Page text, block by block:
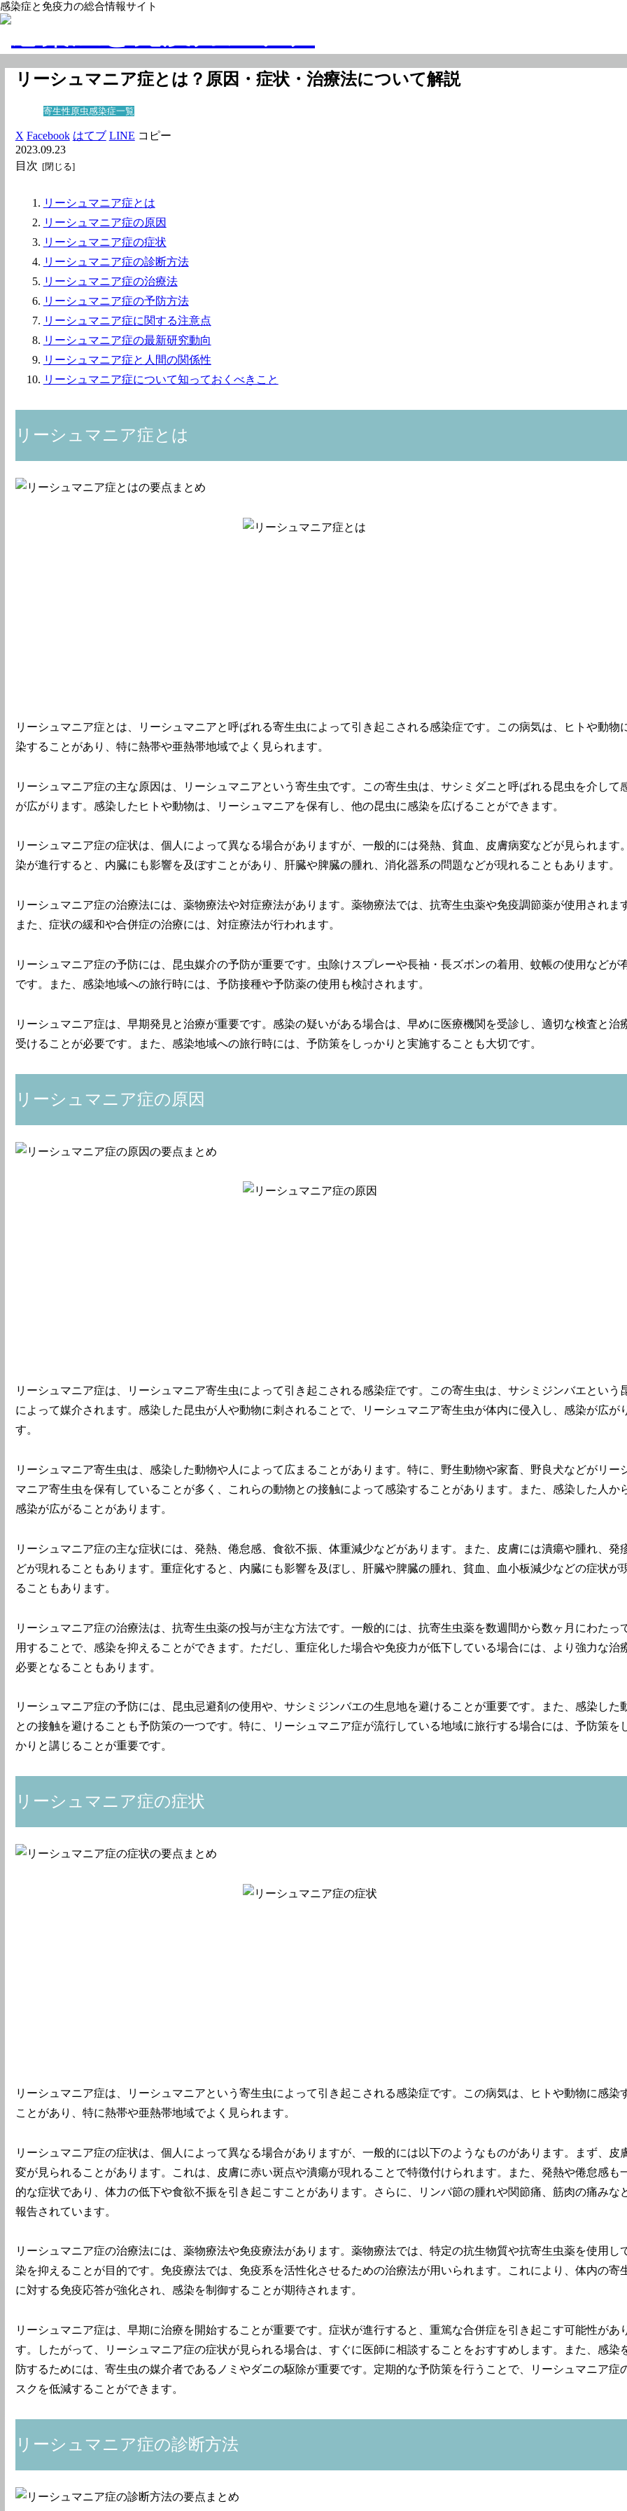
感染症と免疫力の総合情報サイト
リーシュマニア症とは？原因・症状・治療法について解説
寄生性原虫感染症一覧
X Facebook はてブ LINE コピー
2023.09.23
目次
リーシュマニア症とは
リーシュマニア症の原因
リーシュマニア症の症状
リーシュマニア症の診断方法
リーシュマニア症の治療法
リーシュマニア症の予防方法
リーシュマニア症に関する注意点
リーシュマニア症の最新研究動向
リーシュマニア症と人間の関係性
リーシュマニア症について知っておくべきこと
リーシュマニア症とは
リーシュマニア症とは、リーシュマニアと呼ばれる寄生虫によって引き起こされる感染症です。この病気は、ヒトや動物
染することがあり、特に熱帯や亜熱帯地域でよく見られます。
リーシュマニア症の主な原因は、リーシュマニアという寄生虫です。この寄生虫は、サシミダニと呼ばれる昆虫を介して
が広がります。感染したヒトや動物は、リーシュマニアを保有し、他の昆虫に感染を広げることができます。
リーシュマニア症の症状は、個人によって異なる場合がありますが、一般的には発熱、貧血、皮膚病変などが見られます
染が進行すると、内臓にも影響を及ぼすことがあり、肝臓や脾臓の腫れ、消化器系の問題などが現れることもあります。
リーシュマニア症の治療法には、薬物療法や対症療法があります。薬物療法では、抗寄生虫薬や免疫調節薬が使用されま
また、症状の緩和や合併症の治療には、対症療法が行われます。
リーシュマニア症の予防には、昆虫媒介の予防が重要です。虫除けスプレーや長袖・長ズボンの着用、蚊帳の使用などが
です。また、感染地域への旅行時には、予防接種や予防薬の使用も検討されます。
リーシュマニア症は、早期発見と治療が重要です。感染の疑いがある場合は、早めに医療機関を受診し、適切な検査と治
受けることが必要です。また、感染地域への旅行時には、予防策をしっかりと実施することも大切です。
リーシュマニア症の原因
リーシュマニア症は、リーシュマニア寄生虫によって引き起こされる感染症です。この寄生虫は、サシミジンバエという
によって媒介されます。感染した昆虫が人や動物に刺されることで、リーシュマニア寄生虫が体内に侵入し、感染が広が
す。
リーシュマニア寄生虫は、感染した動物や人によって広まることがあります。特に、野生動物や家畜、野良犬などがリー
マニア寄生虫を保有していることが多く、これらの動物との接触によって感染することがあります。また、感染した人か
感染が広がることがあります。
リーシュマニア症の主な症状には、発熱、倦怠感、食欲不振、体重減少などがあります。また、皮膚には潰瘍や腫れ、発
どが現れることもあります。重症化すると、内臓にも影響を及ぼし、肝臓や脾臓の腫れ、貧血、血小板減少などの症状が
ることもあります。
リーシュマニア症の治療法は、抗寄生虫薬の投与が主な方法です。一般的には、抗寄生虫薬を数週間から数ヶ月にわたっ
用することで、感染を抑えることができます。ただし、重症化した場合や免疫力が低下している場合には、より強力な治
必要となることもあります。
リーシュマニア症の予防には、昆虫忌避剤の使用や、サシミジンバエの生息地を避けることが重要です。また、感染した
との接触を避けることも予防策の一つです。特に、リーシュマニア症が流行している地域に旅行する場合には、予防策を
かりと講じることが重要です。
リーシュマニア症の症状
リーシュマニア症は、リーシュマニアという寄生虫によって引き起こされる感染症です。この病気は、ヒトや動物に感染
ことがあり、特に熱帯や亜熱帯地域でよく見られます。
リーシュマニア症の症状は、個人によって異なる場合がありますが、一般的には以下のようなものがあります。まず、皮
変が見られることがあります。これは、皮膚に赤い斑点や潰瘍が現れることで特徴付けられます。また、発熱や倦怠感も
的な症状であり、体力の低下や食欲不振を引き起こすことがあります。さらに、リンパ節の腫れや関節痛、筋肉の痛みな
報告されています。
リーシュマニア症の治療法には、薬物療法や免疫療法があります。薬物療法では、特定の抗生物質や抗寄生虫薬を使用し
染を抑えることが目的です。免疫療法では、免疫系を活性化させるための治療法が用いられます。これにより、体内の寄
に対する免疫応答が強化され、感染を制御することが期待されます。
リーシュマニア症は、早期に治療を開始することが重要です。症状が進行すると、重篤な合併症を引き起こす可能性があ
す。したがって、リーシュマニア症の症状が見られる場合は、すぐに医師に相談することをおすすめします。また、感染
防するためには、寄生虫の媒介者であるノミやダニの駆除が重要です。定期的な予防策を行うことで、リーシュマニア症
スクを低減することができます。
リーシュマニア症の診断方法